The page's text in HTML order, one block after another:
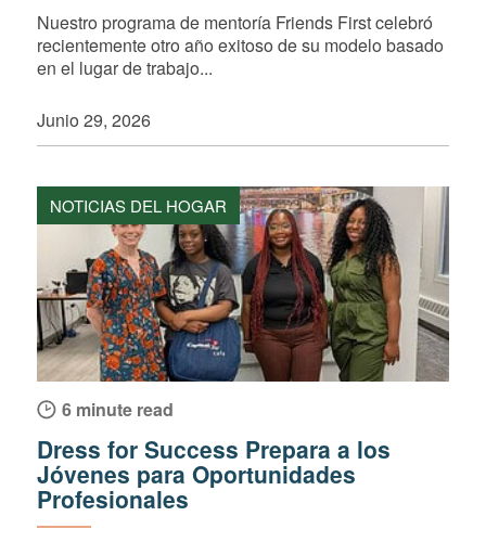
Nuestro programa de mentoría Friends First celebró
recientemente otro año exitoso de su modelo basado
en el lugar de trabajo...
Junio 29, 2026
NOTICIAS DEL HOGAR
6 minute read
Dress for Success Prepara a los
Jóvenes para Oportunidades
Profesionales